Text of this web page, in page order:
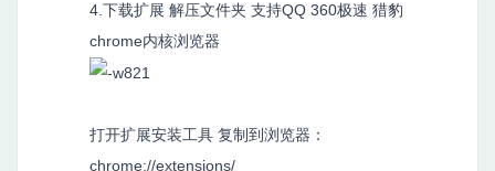
4.下载扩展 解压文件夹 支持QQ 360极速 猎豹
chrome内核浏览器
打开扩展安装工具 复制到浏览器：
chrome://extensions/